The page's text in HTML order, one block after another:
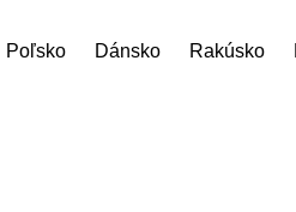
Poľsko Dánsko Rakúsko